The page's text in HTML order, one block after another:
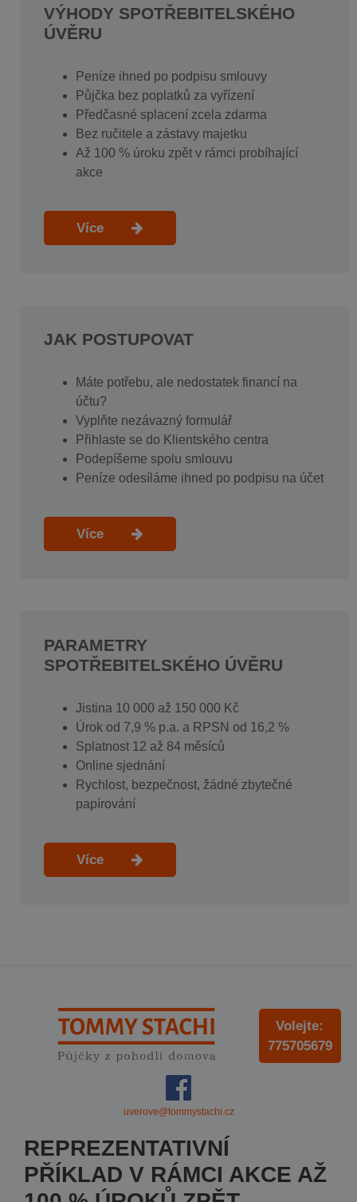
VÝHODY SPOTŘEBITELSKÉHO
ÚVĚRU
Peníze ihned po podpisu smlouvy
Půjčka bez poplatků za vyřízení
Předčasné splacení zcela zdarma
Bez ručitele a zástavy majetku
Až 100 % úroku zpět v rámci probíhající
akce
Více
JAK POSTUPOVAT
Máte potřebu, ale nedostatek financí na
účtu?
Vyplňte nezávazný formulář
Přihlaste se do Klientského centra
Podepíšeme spolu smlouvu
Peníze odesíláme ihned po podpisu na účet
Více
PARAMETRY
SPOTŘEBITELSKÉHO ÚVĚRU
Jistina 10 000 až 150 000 Kč
Úrok od 7,9 % p.a. a RPSN od 16,2 %
Splatnost 12 až 84 měsíců
Online sjednání
Rychlost, bezpečnost, žádné zbytečné
papírování
Více
Volejte:
775705679
uverove@tommystachi.cz
REPREZENTATIVNÍ
PŘÍKLAD V RÁMCI AKCE AŽ